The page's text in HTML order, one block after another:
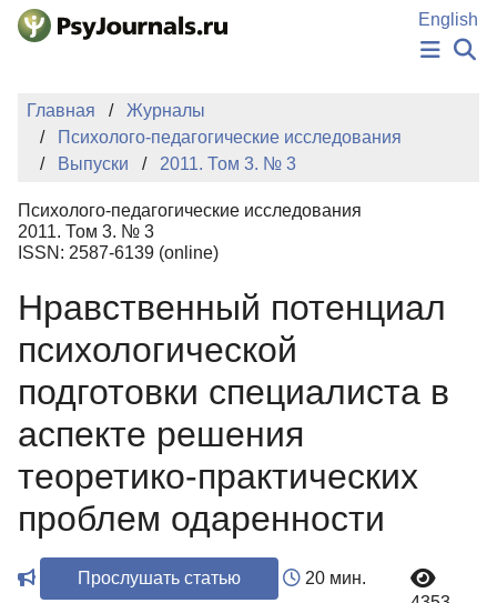
Перейти к основному содержанию
English
НОВОСТИ
АВТОРЫ
КЛЮЧЕВЫЕ СЛОВА
Регистрация
Главная
Журналы
Психолого-педагогические исследования
Выпуски
2011. Том 3. № 3
Психолого-педагогические исследования
2011. Том 3. № 3
ISSN: 2587-6139 (online)
Нравственный потенциал
психологической
подготовки специалиста в
аспекте решения
теоретико-практических
проблем одаренности
Прослушать статью
20 мин.